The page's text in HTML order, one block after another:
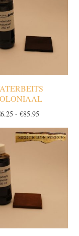
6.25 - €85.95Prijsklasse:
tot